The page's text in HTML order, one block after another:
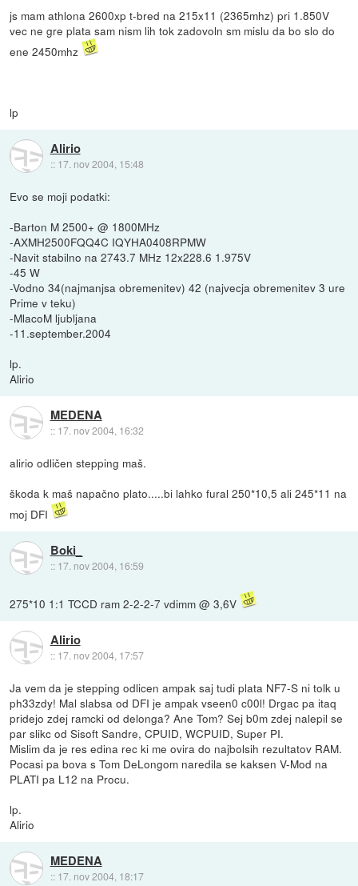
js mam athlona 2600xp t-bred na 215x11 (2365mhz) pri 1.850V
vec ne gre plata sam nism lih tok zadovoln sm mislu da bo slo do
ene 2450mhz
lp
Alirio
:: 17. nov 2004, 15:48
Evo se moji podatki:
-Barton M 2500+ @ 1800MHz
-AXMH2500FQQ4C IQYHA0408RPMW
-Navit stabilno na 2743.7 MHz 12x228.6 1.975V
-45 W
-Vodno 34(najmanjsa obremenitev) 42 (najvecja obremenitev 3 ure
Prime v teku)
-MlacoM ljubljana
-11.september.2004
lp.
Alirio
MEDENA
:: 17. nov 2004, 16:32
alirio odličen stepping maš.
škoda k maš napačno plato.....bi lahko fural 250*10,5 ali 245*11 na
moj DFI
Boki_
:: 17. nov 2004, 16:59
275*10 1:1 TCCD ram 2-2-2-7 vdimm @ 3,6V
Alirio
:: 17. nov 2004, 17:57
Ja vem da je stepping odlicen ampak saj tudi plata NF7-S ni tolk u
ph33zdy! Mal slabsa od DFI je ampak vseen0 c00l! Drgac pa itaq
pridejo zdej ramcki od delonga? Ane Tom? Sej b0m zdej nalepil se
par slikc od Sisoft Sandre, CPUID, WCPUID, Super PI.
Mislim da je res edina rec ki me ovira do najbolsih rezultatov RAM.
Pocasi pa bova s Tom DeLongom naredila se kaksen V-Mod na
PLATI pa L12 na Procu.
lp.
Alirio
MEDENA
:: 17. nov 2004, 18:17